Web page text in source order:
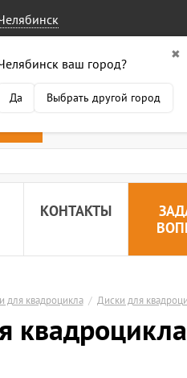
✖
ваш город?
Да Выбрать другой город
58
38
Работаем
КОНТАКТЫ
для квадроцикла / Диски для